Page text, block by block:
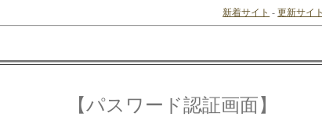
新着サイト -更新サイト
【パスワード認証画面】